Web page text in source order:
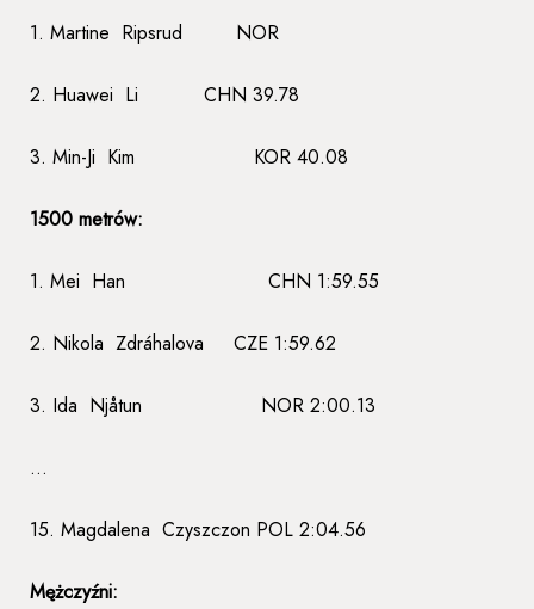
1. Martine Ripsrud NOR
2. Huawei Li CHN 39.78
3. Min-Ji Kim KOR 40.08
1500 metrów:
1. Mei Han CHN 1:59.55
2. Nikola Zdráhalova CZE 1:59.62
3. Ida Njåtun NOR 2:00.13
…
15. Magdalena Czyszczon POL 2:04.56
Mężczyźni: